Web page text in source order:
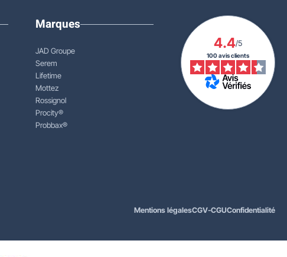
Marques
JAD Groupe
Serem
Lifetime
Mottez
Rossignol
Procity®
Probbax®
4.4/5
100 avis clients
Mentions légalesCGV-CGUConfidentialité